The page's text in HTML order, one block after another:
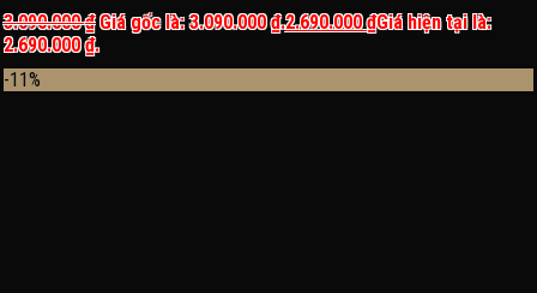
3.090.000₫ Giá gốc là: 3.090.000 ₫.2.690.000₫Giá hiện tại là:
2.690.000 ₫.
-11%